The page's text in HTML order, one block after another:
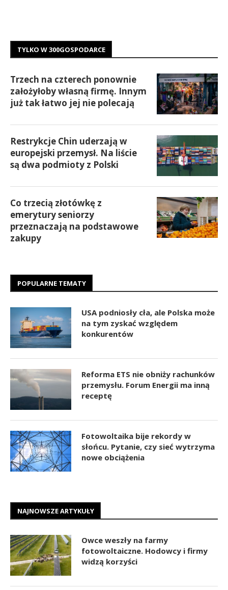
TYLKO W 300GOSPODARCE
Trzech na czterech ponownie
założyłoby własną firmę. Innym
już tak łatwo jej nie polecają
Restrykcje Chin uderzają w
europejski przemysł. Na liście
są dwa podmioty z Polski
Co trzecią złotówkę z
emerytury seniorzy
przeznaczają na podstawowe
zakupy
POPULARNE TEMATY
USA podniosły cła, ale Polska może
na tym zyskać względem
konkurentów
Reforma ETS nie obniży rachunków
przemysłu. Forum Energii ma inną
receptę
Fotowoltaika bije rekordy w
słońcu. Pytanie, czy sieć wytrzyma
nowe obciążenia
NAJNOWSZE ARTYKUŁY
Owce weszły na farmy
fotowoltaiczne. Hodowcy i firmy
widzą korzyści